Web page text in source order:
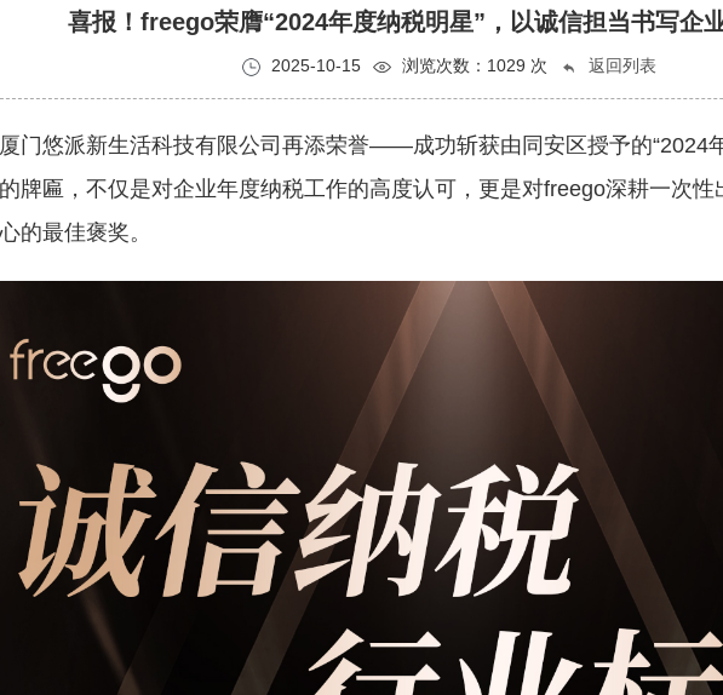
喜报！freego荣膺“2024年度纳税明星”，以诚信担当书写企
2025-10-15 浏览次数：1029 次 返回列表
门悠派新生活科技有限公司再添荣誉——成功斩获由同安区授予的“2024
牌匾，不仅是对企业年度纳税工作的高度认可，更是对freego深耕一次
的最佳褒奖。